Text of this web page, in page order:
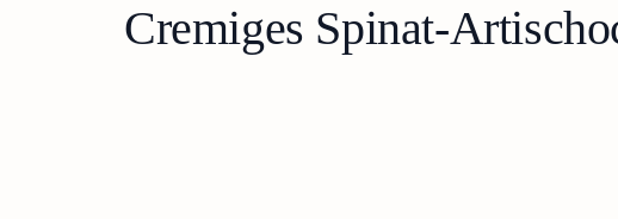
Cremiges Spinat-